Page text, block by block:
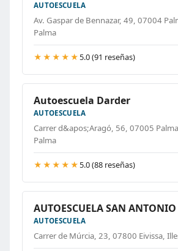
AUTOESCUELA
Av. Gaspar de Bennazar, 49, 07004
Palma
★★★★★ 5.0 (91 reseñas)
Autoescuela Darder
AUTOESCUELA
Carrer d&apos;Aragó, 56, 07005
Palma
★★★★★ 5.0 (88 reseñas)
AUTOESCUELA SAN
AUTOESCUELA
Carrer de Múrcia, 23, 07800 Eivissa,